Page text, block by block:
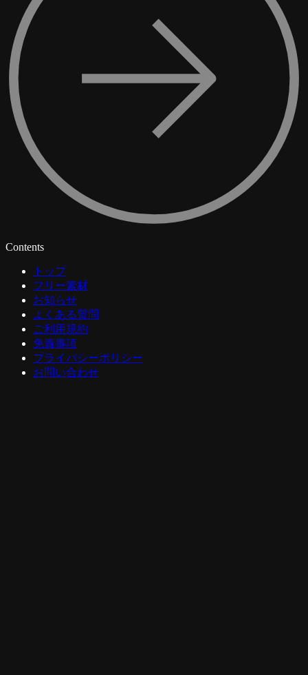
Contents
トップ
フリー素材
お知らせ
よくある質問
ご利用規約
免責事項
プライバシーポリシー
お問い合わせ